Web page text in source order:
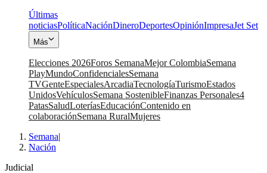
Últimas
noticiasPolíticaNaciónDineroDeportesOpiniónImpresaJet Set
Más
Elecciones 2026Foros SemanaMejor ColombiaSemana
PlayMundoConfidencialesSemana
TVGenteEspecialesArcadiaTecnologíaTurismoEstados
UnidosVehículosSemana SostenibleFinanzas Personales4
PatasSaludLoteríasEducaciónContenido en
colaboraciónSemana RuralMujeres
Semana|
Nación
Judicial